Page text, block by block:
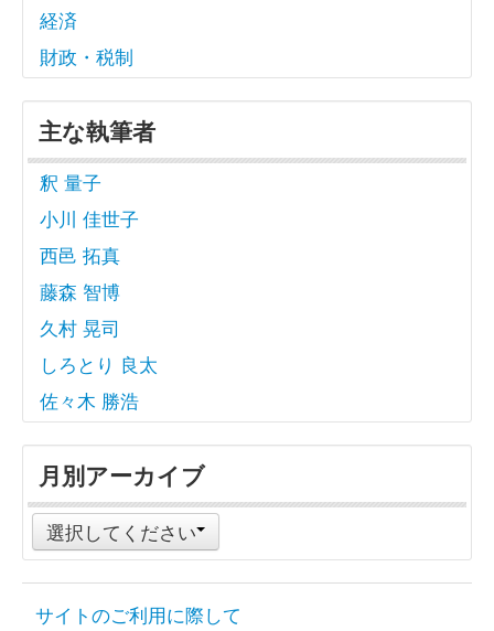
経済
財政・税制
主な執筆者
釈 量子
小川 佳世子
西邑 拓真
藤森 智博
久村 晃司
しろとり 良太
佐々木 勝浩
月別アーカイブ
選択してください
サイトのご利用に際して